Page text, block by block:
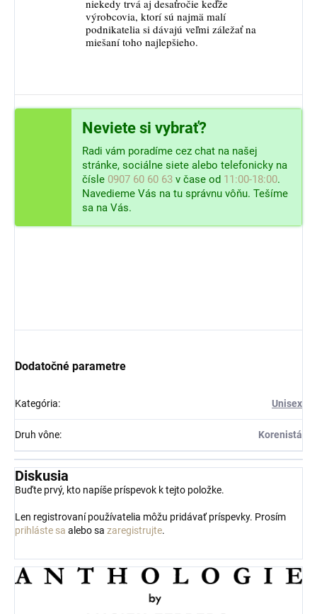
niekedy trvá aj desaťročie keďže
výrobcovia, ktorí sú najmä malí
podnikatelia si dávajú veľmi záležať na
miešaní toho najlepšieho.
Neviete si vybrať?
Radi vám poradíme cez chat na našej
stránke, sociálne siete alebo telefonicky na
čísle 0907 60 60 63 v čase od 11:00-18:00.
Navedieme Vás na tu správnu vôňu. Tešíme
sa na Vás.
Dodatočné parametre
Kategória: Unisex
Druh vône: Korenistá
Diskusia
Buďte prvý, kto napíše príspevok k tejto položke.
Len registrovaní používatelia môžu pridávať príspevky. Prosím
prihláste sa alebo sa zaregistrujte.